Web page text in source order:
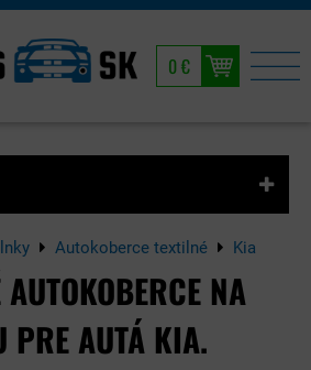
0 €
Autokoberce textilné Kia
NA
PRE AUTÁ KIA.